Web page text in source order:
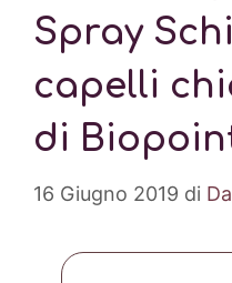
Spray
capelli
di
16 Giugno 2019 di